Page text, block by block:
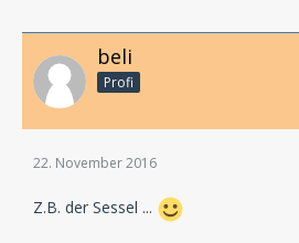
beli
Profi
22. November 2016
Z.B. der Sessel ...